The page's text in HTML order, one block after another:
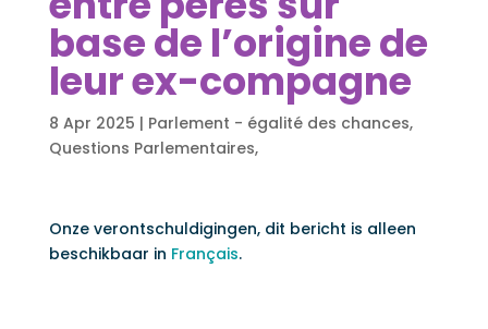
base de l’origine de
leur ex-compagne
8 Apr 2025 | Parlement - égalité des chances,
Questions Parlementaires,
Onze verontschuldigingen, dit bericht is alleen
beschikbaar in Français.